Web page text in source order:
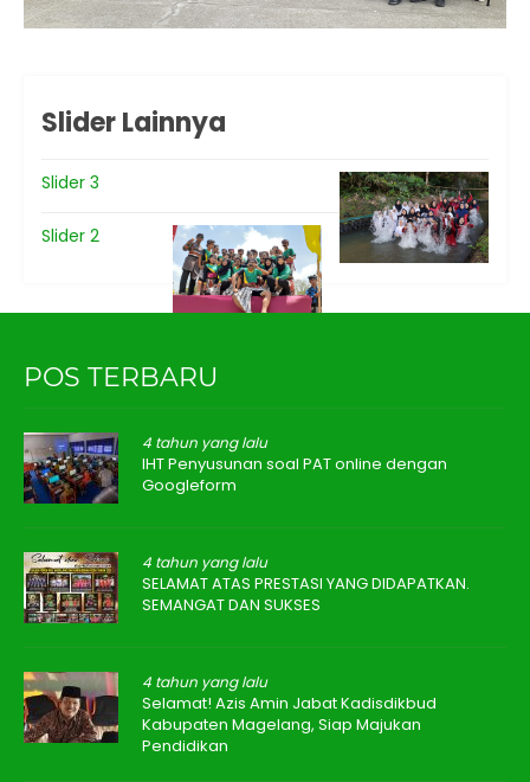
Slider Lainnya
Slider 3
Slider 2
POS TERBARU
4 tahun yang lalu
IHT Penyusunan soal PAT online dengan
Googleform
4 tahun yang lalu
SELAMAT ATAS PRESTASI YANG DIDAPATKAN.
SEMANGAT DAN SUKSES
4 tahun yang lalu
Selamat! Azis Amin Jabat Kadisdikbud
Kabupaten Magelang, Siap Majukan
Pendidikan